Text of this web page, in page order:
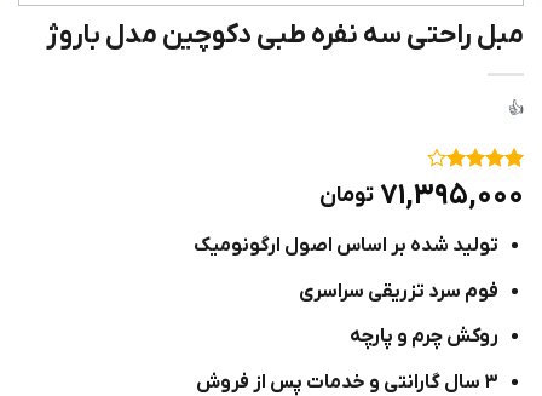
مبل راحتی سه نفره طبی دکوچین مدل باروژ
۴
از ۵
مشتری
۷۱,۳۹۵,۰۰۰ تومان
تولید شده بر اساس اصول ارگونومیک
فوم سرد تزریقی سراسری
روکش چرم و پارچه
۳ سال گارانتی و خدمات پس از فروش